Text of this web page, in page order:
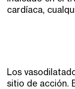
cardíaca,
Los
sitio de acción.